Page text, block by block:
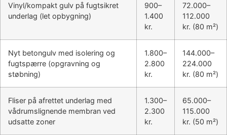
Vinyl/kompakt gulv på fugtsikret
underlag (let opbygning)
900–
1.400
kr.
72.000–
112.000
kr. (80 m²)
Nyt betongulv med isolering og
fugtspærre (opgravning og
støbning)
1.800–
2.800
kr.
144.000–
224.000
kr. (80 m²)
Fliser på afrettet underlag med
vådrumslignende membran ved
udsatte zoner
1.300–
2.300
kr.
65.000–
115.000
kr. (50 m²)